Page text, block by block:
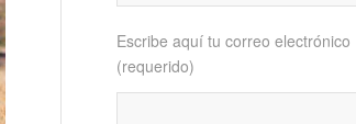
Escribe aquí tu correo electrónico
(requerido)